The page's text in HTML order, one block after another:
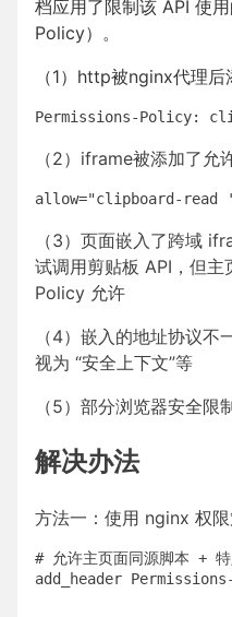
档应用了限制该 API 使
Policy）。
（1）http被nginx代理后
Permissions-Policy:
（2）iframe被添加了允
allow="clipboard-
（3）页面嵌入了跨域
试调用剪贴板 API，但
Policy 允许
（4）嵌入的地址协议
视为 “安全上下文”等
（5）部分浏览器安全限
解决办法
方法一：使用 nginx 权
# 允许主页面同源脚本 + 特
add_header